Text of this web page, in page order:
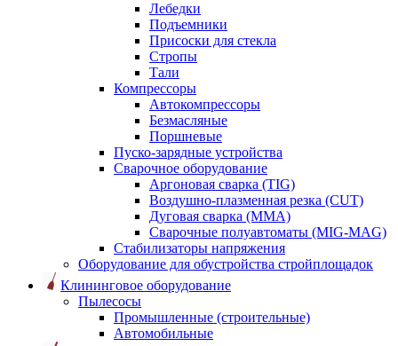
Лебедки
Подъемники
Присоски для стекла
Стропы
Тали
Компрессоры
Автокомпрессоры
Безмасляные
Поршневые
Пуско-зарядные устройства
Сварочное оборудование
Аргоновая сварка (TIG)
Воздушно-плазменная резка (CUT)
Дуговая сварка (ММА)
Сварочные полуавтоматы (MIG-MAG)
Стабилизаторы напряжения
Оборудование для обустройства стройплощадок
Клининговое оборудование
Пылесосы
Промышленные (строительные)
Автомобильные